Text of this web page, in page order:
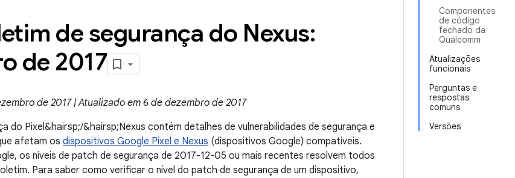
Componentes
de código
fechado da
Qualcomm
Atualizações
funcionais
Perguntas e
respostas
comuns
Versões
de segurança do Nexus:
de 2017
de 2017 | Atualizado em 6 de dezembro de 2017
do Pixel&hairsp;/&hairsp;Nexus contém detalhes de vulnerabilidades de segurança e
afetam os dispositivos Google Pixel e Nexus (dispositivos Google) compatíveis.
os níveis de patch de segurança de 2017-12-05 ou mais recentes resolvem todos
Para saber como verificar o nível do patch de segurança de um dispositivo,